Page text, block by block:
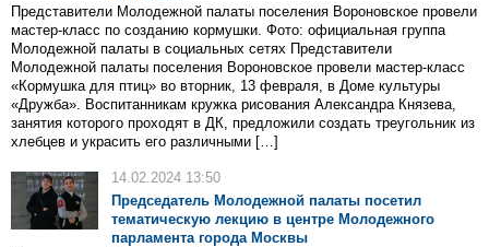
Представители Молодежной палаты поселения Вороновское провели
мастер-класс по созданию кормушки. Фото: официальная группа
Молодежной палаты в социальных сетях Представители
Молодежной палаты поселения Вороновское провели мастер-класс
«Кормушка для птиц» во вторник, 13 февраля, в Доме культуры
«Дружба». Воспитанникам кружка рисования Александра Князева,
занятия которого проходят в ДК, предложили создать треугольник из
хлебцев и украсить его различными […]
14.02.2024 13:50
Председатель Молодежной палаты посетил
тематическую лекцию в центре Молодежного
парламента города Москвы